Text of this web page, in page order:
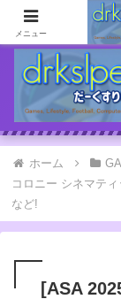
ゲ
ホーム
コロニー シネマテ
など!
[ASA
メニュー